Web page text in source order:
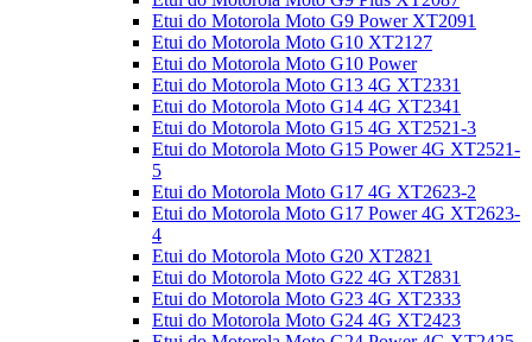
Etui do Motorola Moto G9 Power XT2091
Etui do Motorola Moto G10 XT2127
Etui do Motorola Moto G10 Power
Etui do Motorola Moto G13 4G XT2331
Etui do Motorola Moto G14 4G XT2341
Etui do Motorola Moto G15 4G XT2521-3
Etui do Motorola Moto G15 Power 4G XT2521-
5
Etui do Motorola Moto G17 4G XT2623-2
Etui do Motorola Moto G17 Power 4G XT2623-
4
Etui do Motorola Moto G20 XT2821
Etui do Motorola Moto G22 4G XT2831
Etui do Motorola Moto G23 4G XT2333
Etui do Motorola Moto G24 4G XT2423